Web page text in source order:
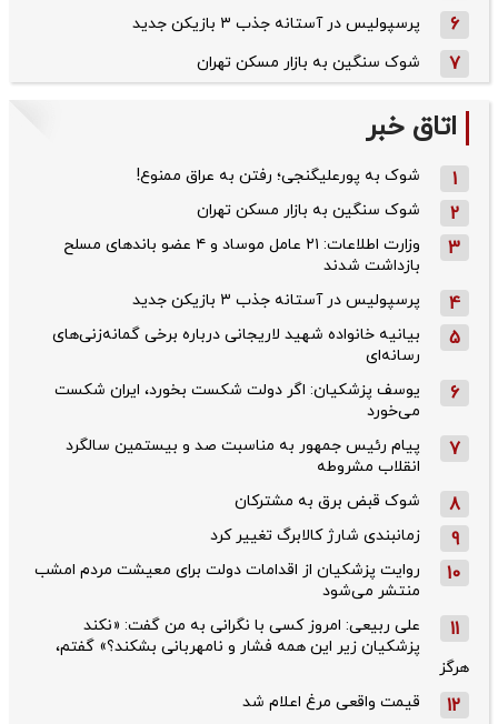
6 پرسپولیس در آستانه جذب ۳ بازیکن جدید
7 شوک سنگین به بازار مسکن تهران
اتاق خبر
1 شوک به پورعلیگنجی؛ رفتن به عراق ممنوع!
2 شوک سنگین به بازار مسکن تهران
3
وزارت اطلاعات: ۲۱ عامل موساد و ۴ عضو باندهای مسلح
بازداشت شدند
4 پرسپولیس در آستانه جذب ۳ بازیکن جدید
5
بیانیه خانواده شهید لاریجانی درباره برخی گمانه‌زنی‌های
رسانه‌ای
6
یوسف پزشکیان: اگر دولت شکست بخورد، ایران شکست
می‌خورد
7
پیام رئیس جمهور به مناسبت صد و بیستمین سالگرد
انقلاب مشروطه
8 شوک قبض برق به مشترکان
9 زمانبندی شارژ کالابرگ تغییر کرد
10
روایت پزشکیان از اقدامات دولت برای معیشت مردم امشب
منتشر می‌شود
11
علی ربیعی: امروز کسی با نگرانی به من گفت: «نکند
پزشکیان زیر این همه فشار و نامهربانی بشکند؟» گفتم،
هرگز
12 قیمت واقعی مرغ اعلام شد